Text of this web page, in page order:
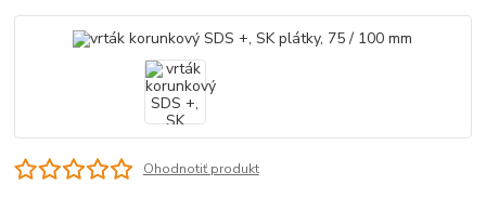
Ohodnotiť produkt